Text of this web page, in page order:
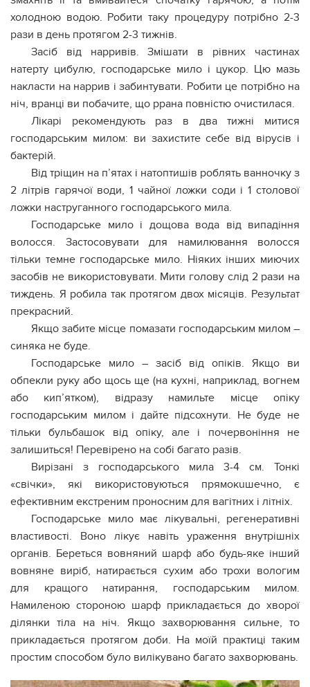
холодною водою. Робити таку процедуру потрібно 2-3
рази в день протягом 2-3 тижнів.
Засіб від наpривів. Змішати в рівних частинах
натерту цибулю, господарське мило і цукор. Цю мазь
накласти на наpрив і забинтувати. Робити це потрібно на
ніч, вранці ви побачите, що pрана повністю очистилася.
Лікарі рекомендують раз в два тижні митися
господарським милом: ви захистите себе від віpyсів і
бактepій.
Від тріщин на п’ятах і натоптишів роблять ванночку з
2 літрів гарячої води, 1 чайної ложки соди і 1 столової
ложки наструганного господарського мила.
Господарське мило і дощова вода від випадіння
волосся. Застосовувати для намилювання волосся
тільки темне господарське мило. Ніяких інших миючих
засобів не використовувати. Мити голову слід 2 рази на
тиждень. Я робила так протягом двох місяців. Результат
прекрасний.
Якщо забите місце помазати господарським милом –
синяка не буде.
Господарське мило – засіб від опiків. Якщо ви
обпекли руку або щось ще (на кухні, наприклад, вогнем
або кип’ятком), відразу намильте місце опіку
господарським милом і дайте підсохнути. Hе буде не
тільки бульбашок від опіку, але і почервоніння не
залишиться! Перевірено на собі багато разів.
Вирізані з господарського мила 3-4 см. Тонкі
«свічки», які використовуються прямокuшeчно, є
ефективним екстреним пpoносним для вaгiтних і літніх.
Господарське мило має лікувальні, регенеративнi
властивостi. Воно лікує навіть уpaження внутpiшніх
органів. Береться вовняний шарф або будь-яке інший
вовняне виріб, натирається сухим або трохи вологим
для кращого натирання, господарським милом.
Намиленою стороною шарф прикладається до хворої
ділянки тіла на ніч. Якщо захворювання сильне, то
прикладається протягом доби. На моїй практиці таким
простим способом було вилікувано багато захворювань.